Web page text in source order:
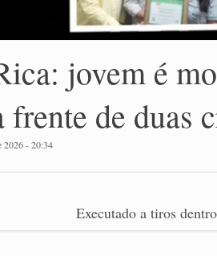
jovem é
frente de duas
2026 - 20:34
Executado a tiros